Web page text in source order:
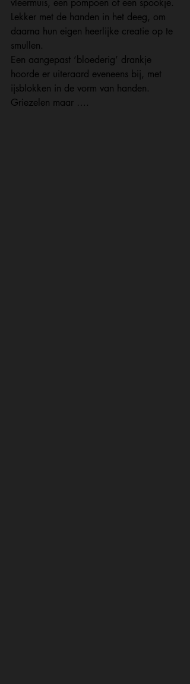
vleermuis, een pompoen of een spookje.
Lekker met de handen in het deeg, om
daarna hun eigen heerlijke creatie op te
smullen.
Een aangepast ‘bloederig’ drankje
hoorde er uiteraard eveneens bij, met
ijsblokken in de vorm van handen.
Griezelen maar ….